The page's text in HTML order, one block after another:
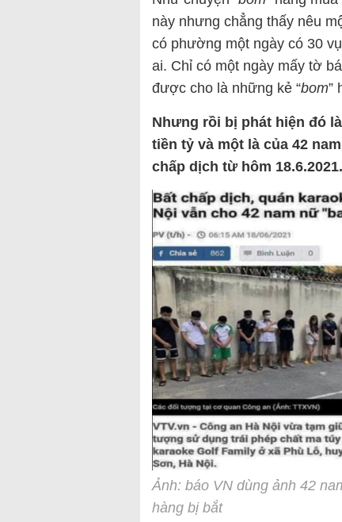
này nhưng chẳng thấy nêu
có phường một ngày có 30
ai. Chỉ có một ngày mấy tờ
được cho là những kẻ “bom”
Nhưng rồi bị phát hiện đó
tiền tỷ và một là của 42
chấp dịch từ hôm 18.6.2021.
Ảnh: báo VN dùng ảnh 42
hàng bị bắt